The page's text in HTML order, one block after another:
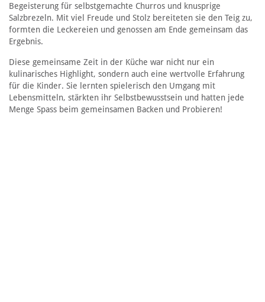
Begeisterung für selbstgemachte Churros und knusprige
Salzbrezeln. Mit viel Freude und Stolz bereiteten sie den Teig zu,
formten die Leckereien und genossen am Ende gemeinsam das
Ergebnis.
Diese gemeinsame Zeit in der Küche war nicht nur ein
kulinarisches Highlight, sondern auch eine wertvolle Erfahrung
für die Kinder. Sie lernten spielerisch den Umgang mit
Lebensmitteln, stärkten ihr Selbstbewusstsein und hatten jede
Menge Spass beim gemeinsamen Backen und Probieren!